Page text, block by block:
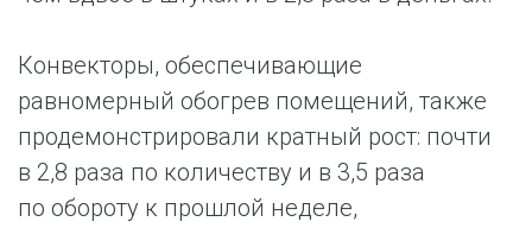
Конвекторы, обеспечивающие
равномерный обогрев помещений, также
продемонстрировали кратный рост: почти
в 2,8 раза по количеству и в 3,5 раза
по обороту к прошлой неделе,